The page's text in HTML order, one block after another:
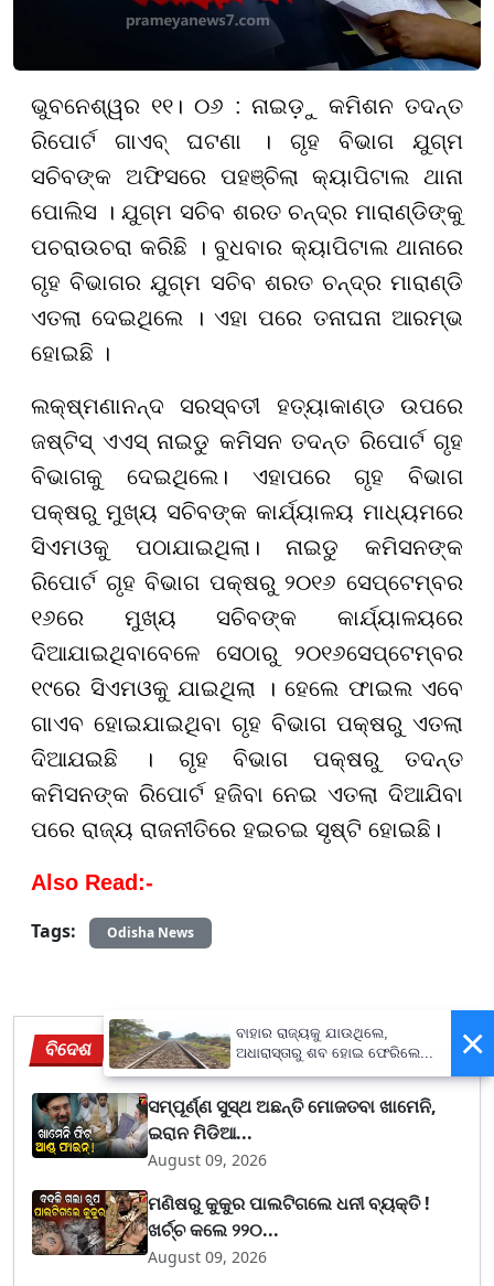
ଭୁବନେଶ୍ୱର ୧୧। ୦୬ : ନାଇଡ଼ୁ କମିଶନ ତଦନ୍ତ
ରିପୋର୍ଟ ଗାଏବ୍ ଘଟଣା । ଗୃହ ବିଭାଗ ଯୁଗ୍ମ
ସଚିବଙ୍କ ଅଫିସରେ ପହଞ୍ଚିଲା କ୍ୟାପିଟାଲ ଥାନା
ପୋଲିସ । ଯୁଗ୍ମ ସଚିବ ଶରତ ଚନ୍ଦ୍ର ମାରାଣ୍ଡିଙ୍କୁ
ପଚରାଉଚରା କରିଛି । ବୁଧବାର କ୍ୟାପିଟାଲ ଥାନାରେ
ଗୃହ ବିଭାଗର ଯୁଗ୍ମ ସଚିବ ଶରତ ଚନ୍ଦ୍ର ମାରାଣ୍ଡି
ଏତଲା ଦେଇଥିଲେ । ଏହା ପରେ ତନାଘନା ଆରମ୍ଭ
ହୋଇଛି ।
ଲକ୍ଷ୍ମଣାନନ୍ଦ ସରସ୍ବତୀ ହତ୍ୟାକାଣ୍ଡ ଉପରେ
ଜଷ୍ଟିସ୍ ଏଏସ୍ ନାଇଡୁ କମିସନ ତଦନ୍ତ ରିପୋର୍ଟ ଗୃହ
ବିଭାଗକୁ ଦେଇଥିଲେ। ଏହାପରେ ଗୃହ ବିଭାଗ
ପକ୍ଷରୁ ମୁଖ୍ୟ ସଚିବଙ୍କ କାର୍ଯ୍ୟାଳୟ ମାଧ୍ୟମରେ
ସିଏମଓକୁ ପଠାଯାଇଥିଲା। ନାଇଡୁ କମିସନଙ୍କ
ରିପୋର୍ଟ ଗୃହ ବିଭାଗ ପକ୍ଷରୁ ୨୦୧୬ ସେପ୍ଟେମ୍ବର
୧୬ରେ ମୁଖ୍ୟ ସଚିବଙ୍କ କାର୍ଯ୍ୟାଳୟରେ
ଦିଆଯାଇଥିବାବେଳେ ସେଠାରୁ ୨୦୧୬ସେପ୍ଟେମ୍ବର
୧୯ରେ ସିଏମଓକୁ ଯାଇଥିଲା । ହେଲେ ଫାଇଲ ଏବେ
ଗାଏବ ହୋଇଯାଇଥିବା ଗୃହ ବିଭାଗ ପକ୍ଷରୁ ଏତଲା
ଦିଆଯଇଛି । ଗୃହ ବିଭାଗ ପକ୍ଷରୁ ତଦନ୍ତ
କମିସନଙ୍କ ରିପୋର୍ଟ ହଜିବା ନେଇ ଏତଲା ଦିଆଯିବା
ପରେ ରାଜ୍ୟ ରାଜନୀତିରେ ହଇଚଇ ସୃଷ୍ଟି ହୋଇଛି।
Also Read:-
Tags:
Odisha News
ବିଦେଶ View More
ସମ୍ପୂର୍ଣ୍ଣ ସୁସ୍ଥ ଅଛନ୍ତି ମୋଜତବା ଖାମେନି,
ଇରାନ ମିଡିଆ...
August 09, 2026
ମଣିଷରୁ କୁକୁର ପାଲଟିଗଲେ ଧନୀ ବ୍ୟକ୍ତି !
ଖର୍ଚ୍ଚ କଲେ ୨୨୦...
August 09, 2026
×
ବାହାର ରାଜ୍ୟକୁ ଯାଉଥିଲେ,
ଅଧାରାସ୍ତାରୁ ଶବ ହୋଇ ଫେରିଲେ...